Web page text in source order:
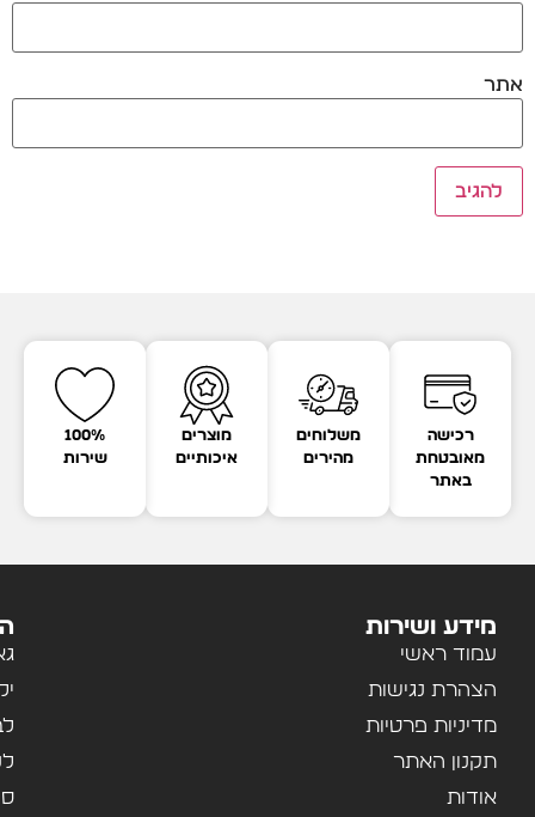
אתר
רכישה
מאובטחת
באתר
משלוחים
מהירים
מוצרים
איכותיים
100%
שירות
מידע ושירות
עמוד ראשי
הצהרת נגישות
מדיניות פרטיות
תקנון האתר
אודות